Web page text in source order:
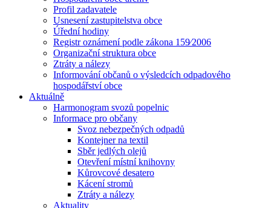
Profil zadavatele
Usnesení zastupitelstva obce
Úřední hodiny
Registr oznámení podle zákona 159⁄2006
Organizační struktura obce
Ztráty a nálezy
Informování občanů o výsledcích odpadového
hospodářství obce
Aktuálně
Harmonogram svozů popelnic
Informace pro občany
Svoz nebezpečných odpadů
Kontejner na textil
Sběr jedlých olejů
Otevření místní knihovny
Kůrovcové desatero
Kácení stromů
Ztráty a nálezy
Aktuality